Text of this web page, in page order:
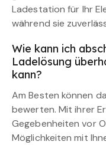
Ladestation für Ihr
während sie
Wie kann ich
Ladelösung
kann?
Am Besten können
bewerten. Mit ihrer
Gegebenheiten vor
Möglichkeiten mit